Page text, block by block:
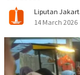
Liputan
14 March 2026